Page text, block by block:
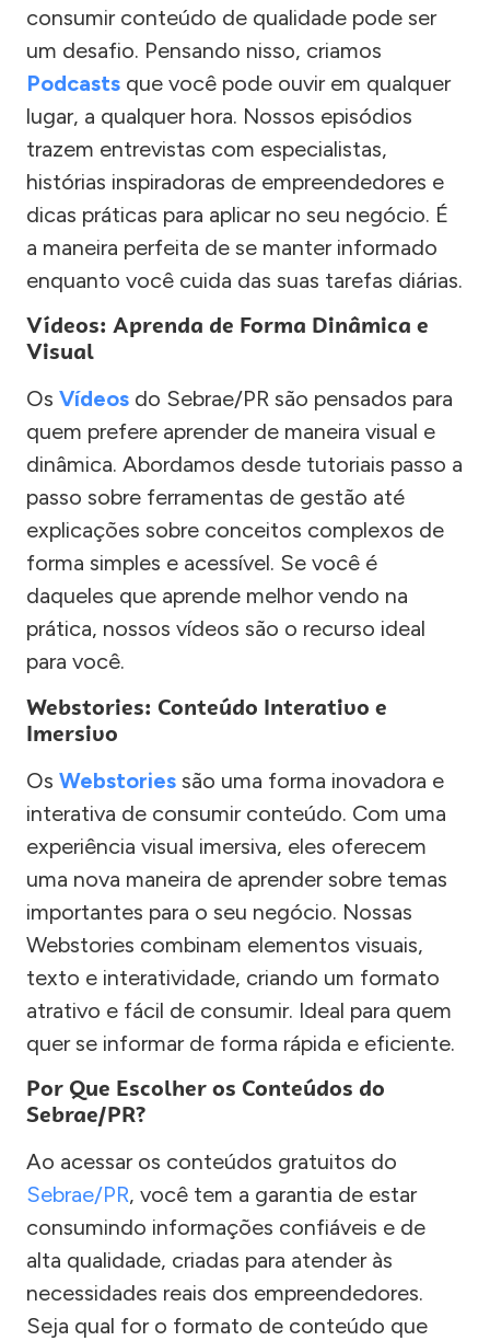
consumir conteúdo de qualidade pode ser
um desafio. Pensando nisso, criamos
Podcasts que você pode ouvir em qualquer
lugar, a qualquer hora. Nossos episódios
trazem entrevistas com especialistas,
histórias inspiradoras de empreendedores e
dicas práticas para aplicar no seu negócio. É
a maneira perfeita de se manter informado
enquanto você cuida das suas tarefas diárias.
Vídeos: Aprenda de Forma Dinâmica e
Visual
Os Vídeos do Sebrae/PR são pensados para
quem prefere aprender de maneira visual e
dinâmica. Abordamos desde tutoriais passo a
passo sobre ferramentas de gestão até
explicações sobre conceitos complexos de
forma simples e acessível. Se você é
daqueles que aprende melhor vendo na
prática, nossos vídeos são o recurso ideal
para você.
Webstories: Conteúdo Interativo e
Imersivo
Os Webstories são uma forma inovadora e
interativa de consumir conteúdo. Com uma
experiência visual imersiva, eles oferecem
uma nova maneira de aprender sobre temas
importantes para o seu negócio. Nossas
Webstories combinam elementos visuais,
texto e interatividade, criando um formato
atrativo e fácil de consumir. Ideal para quem
quer se informar de forma rápida e eficiente.
Por Que Escolher os Conteúdos do
Sebrae/PR?
Ao acessar os conteúdos gratuitos do
Sebrae/PR, você tem a garantia de estar
consumindo informações confiáveis e de
alta qualidade, criadas para atender às
necessidades reais dos empreendedores.
Seja qual for o formato de conteúdo que